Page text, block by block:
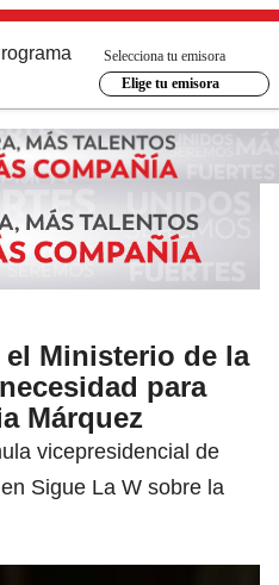
Selecciona tu emisora
Elige tu emisora
el Ministerio de la
para
Márquez
vicepresidencial de
Sigue La W sobre la